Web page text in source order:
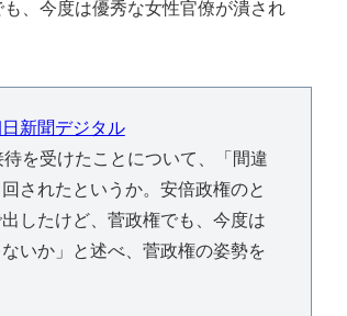
、今度は優秀な女性官僚が潰され
新聞デジタル
を受けたことについて、「間違
されたというか。安倍政権のと
したけど、菅政権でも、今度は
いか」と述べ、菅政権の姿勢を